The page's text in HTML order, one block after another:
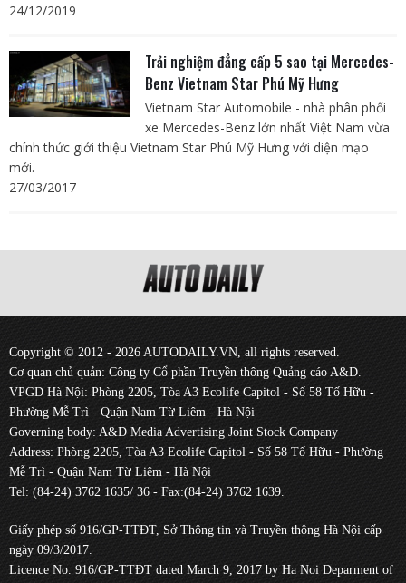
24/12/2019
Trải nghiệm đẳng cấp 5 sao tại Mercedes-
Benz Vietnam Star Phú Mỹ Hưng
Vietnam Star Automobile - nhà phân phối
xe Mercedes-Benz lớn nhất Việt Nam vừa
chính thức giới thiệu Vietnam Star Phú Mỹ Hưng với diện mạo
mới.
27/03/2017
Copyright © 2012 - 2026 AUTODAILY.VN, all rights reserved.
Cơ quan chủ quản: Công ty Cổ phần Truyền thông Quảng cáo A&D.
VPGD Hà Nội: Phòng 2205, Tòa A3 Ecolife Capitol - Số 58 Tố Hữu -
Phường Mễ Trì - Quận Nam Từ Liêm - Hà Nội
Governing body: A&D Media Advertising Joint Stock Company
Address: Phòng 2205, Tòa A3 Ecolife Capitol - Số 58 Tố Hữu - Phường
Mễ Trì - Quận Nam Từ Liêm - Hà Nội
Tel: (84-24) 3762 1635/ 36 - Fax:(84-24) 3762 1639.
Giấy phép số 916/GP-TTĐT, Sở Thông tin và Truyền thông Hà Nội cấp
ngày 09/3/2017.
Licence No. 916/GP-TTĐT dated March 9, 2017 by Ha Noi Deparment of